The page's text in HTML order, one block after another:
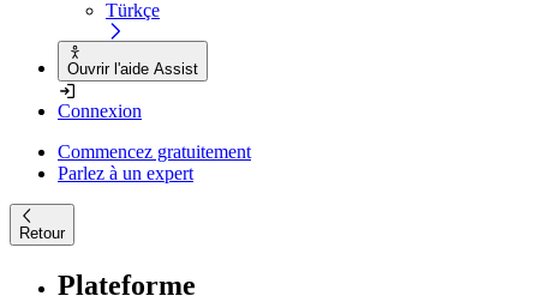
Türkçe
Ouvrir l'aide Assist
Connexion
Commencez gratuitement
Parlez à un expert
Retour
Plateforme